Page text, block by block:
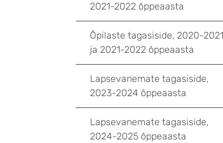
2021-2022 õppeaasta
Õpilaste tagasiside, 2020-2021
ja 2021-2022 õppeaasta
Lapsevanemate tagasiside,
2023-2024 õppeaasta
Lapsevanemate tagasiside,
2024-2025 õppeaasta